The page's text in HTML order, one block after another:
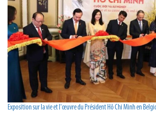
Exposition sur la vie et l'œuvre du Président Hô Chi Minh en